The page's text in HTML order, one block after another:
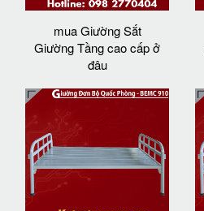
mua Giường Sắt
Giường Tầng cao cấp ở
đâu